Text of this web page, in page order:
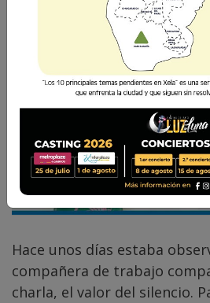
Hace unos días estaba
compañera de trabajo
charla, el valor del silencio.